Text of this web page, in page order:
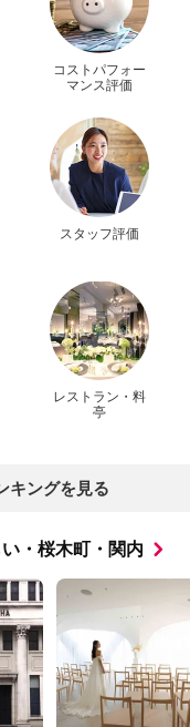
コストパフォー
マンス評価
スタッフ評価
レストラン・料
亭
キングを見る
・桜木町・関内